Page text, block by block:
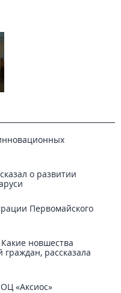
о развитии
Первомайского
новшества
рассказала
«Аксиос»